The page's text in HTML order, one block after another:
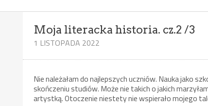
Moja literacka historia. cz.2 /3
1 LISTOPADA 2022
Nie należałam do najlepszych uczniów. Nauka jako
skończeniu studiów. Może nie takich o jakich
artystką. Otoczenie niestety nie wspierało mojego